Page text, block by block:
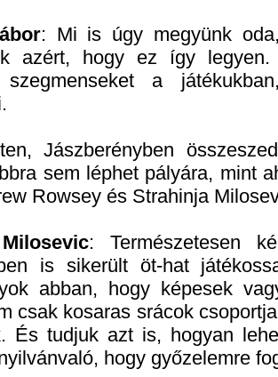
: Mi is úgy megyünk
azért, hogy ez így
a
Jászberényben
sem léphet pályára, mint
Rowsey és Strahinja
: Természetesen
is sikerült öt-hat
abban, hogy képesek
csak kosaras srácok
És tudjuk azt is, hogyan
hogy győzelemre